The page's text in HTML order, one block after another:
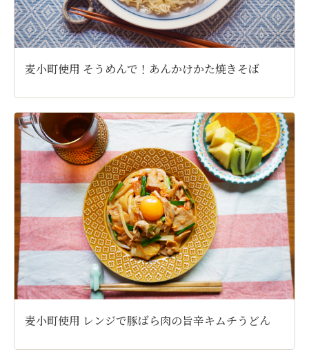
麦小町使用 そうめんで！あんかけかた焼きそば
麦小町使用 レンジで豚ばら肉の旨辛キムチうどん